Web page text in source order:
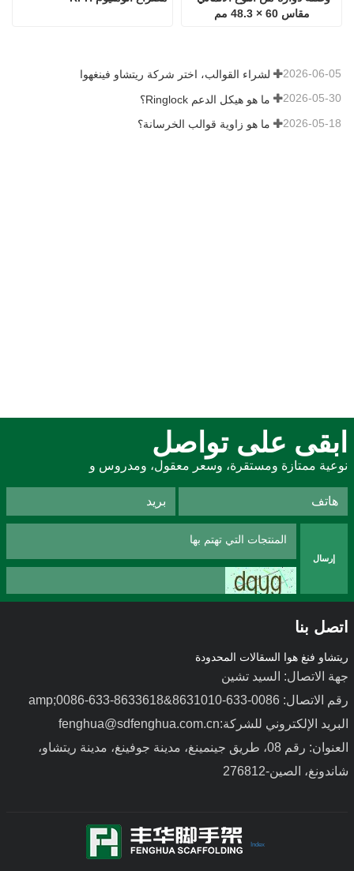
مقاس 60 × 48.3 مم
لشراء القوالب، اختر شركة ريتشاو فينغهوا 2026-06-05
ما هو هيكل الدعم Ringlock؟ 2026-05-30
ما هو زاوية قوالب الخرسانة؟ 2026-05-18
قوالب فولاذية خفيفة الوزن قوالب صب من سبائك الألومنيوم
ابقى على تواصل
نوعية ممتازة ومستقرة، وسعر معقول، ومدروس و
إرسال
اتصل بنا
ريتشاو فنغ هوا السقالات المحدودة
جهة الاتصال: السيد تشين
رقم الاتصال: 0086-633-8631010&amp;0086-633-8633618
البريد الإلكتروني للشركة:fenghua@sdfenghua.com.cn
العنوان: رقم 08، طريق جينمينغ، مدينة جوفينغ، مدينة ريتشاو،
شاندونغ، الصين-276812
Index